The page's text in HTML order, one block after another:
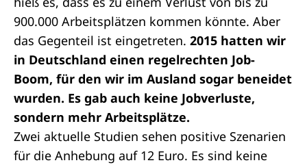
900.000 Arbeitsplätzen kommen könnte. Aber
das Gegenteil ist eingetreten. 2015 hatten wir
in Deutschland einen regelrechten Job-
Boom, für den wir im Ausland sogar beneidet
wurden. Es gab auch keine Jobverluste,
sondern mehr Arbeitsplätze.
Zwei aktuelle Studien sehen positive Szenarien
für die Anhebung auf 12 Euro. Es sind keine